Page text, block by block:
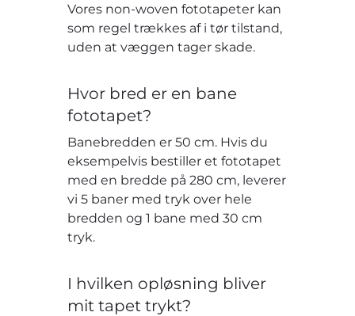
Vores non-woven fototapeter kan
som regel trækkes af i tør tilstand,
uden at væggen tager skade.
Hvor bred er en bane
fototapet?
Banebredden er 50 cm. Hvis du
eksempelvis bestiller et fototapet
med en bredde på 280 cm, leverer
vi 5 baner med tryk over hele
bredden og 1 bane med 30 cm
tryk.
I hvilken opløsning bliver
mit tapet trykt?